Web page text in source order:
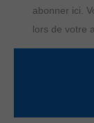
abonner ici.
lors de votre